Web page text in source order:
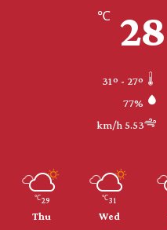
28
℃
77%
5.53 km/h
31
℃
Wed
29
℃
Thu